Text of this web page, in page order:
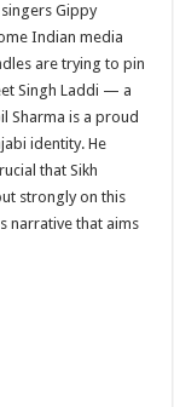
Gippy
Indian media
are trying to pin
Singh Laddi — a
Sharma is a proud
identity. He
that Sikh
strongly on this
narrative that aims